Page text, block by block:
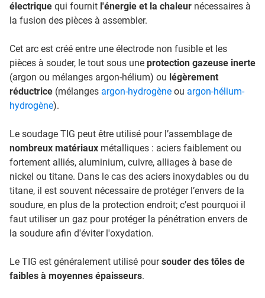
électrique qui fournit l'énergie et la chaleur nécessaires à
la fusion des pièces à assembler.
Cet arc est créé entre une électrode non fusible et les
pièces à souder, le tout sous une protection gazeuse inerte
(argon ou mélanges argon-hélium) ou légèrement
réductrice (mélanges argon-hydrogène ou argon-hélium-
hydrogène).
Le soudage TIG peut être utilisé pour l’assemblage de
nombreux matériaux métalliques : aciers faiblement ou
fortement alliés, aluminium, cuivre, alliages à base de
nickel ou titane. Dans le cas des aciers inoxydables ou du
titane, il est souvent nécessaire de protéger l’envers de la
soudure, en plus de la protection endroit; c’est pourquoi il
faut utiliser un gaz pour protéger la pénétration envers de
la soudure afin d'éviter l'oxydation.
Le TIG est généralement utilisé poursouder des tôles de
faibles à moyennes épaisseurs.